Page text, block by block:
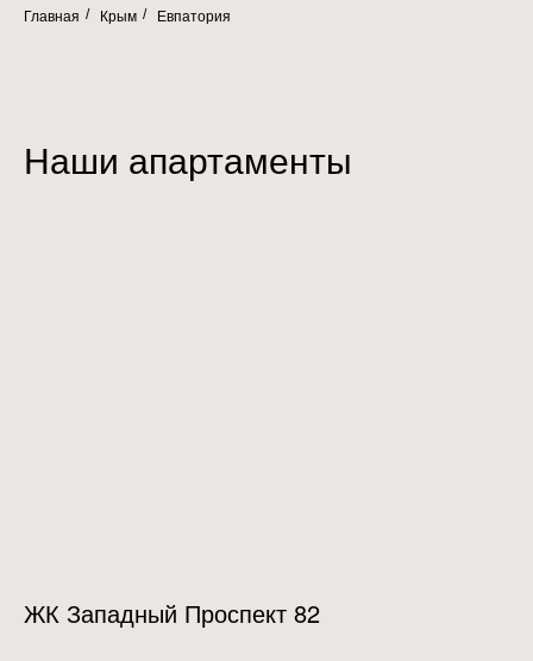
Главная / Крым / Евпатория
Наши апартаменты
ЖК Западный Проспект 82